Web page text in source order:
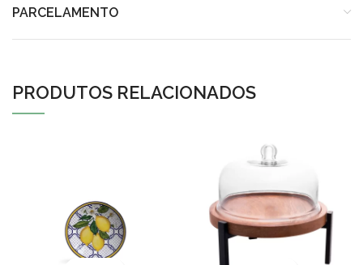
PARCELAMENTO
PRODUTOS RELACIONADOS